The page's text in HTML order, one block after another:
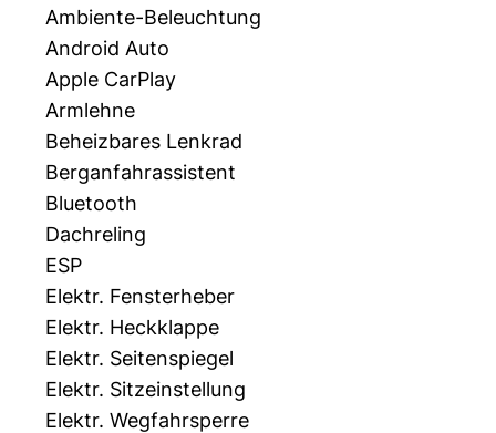
Ambiente-Beleuchtung
Android Auto
Apple CarPlay
Armlehne
Beheizbares Lenkrad
Berganfahrassistent
Bluetooth
Dachreling
ESP
Elektr. Fensterheber
Elektr. Heckklappe
Elektr. Seitenspiegel
Elektr. Sitzeinstellung
Elektr. Wegfahrsperre